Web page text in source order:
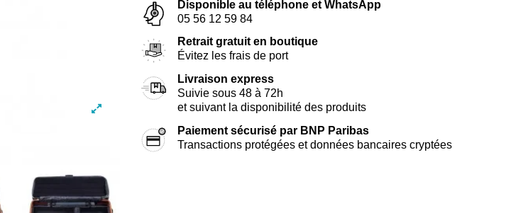
Disponible au téléphone et WhatsApp
05 56 12 59 84
Retrait gratuit en boutique
Évitez les frais de port
Livraison express
Suivie sous 48 à 72h
et suivant la disponibilité des produits
Paiement sécurisé par BNP Paribas
Transactions protégées et données bancaires cryptées